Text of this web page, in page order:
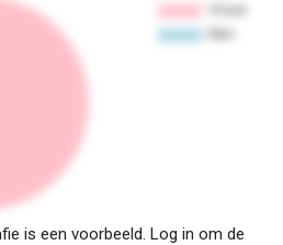
is een voorbeeld. Log in om de